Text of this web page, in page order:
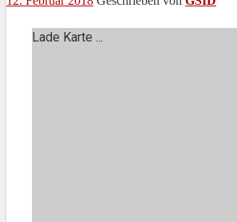
Lade Karte ...